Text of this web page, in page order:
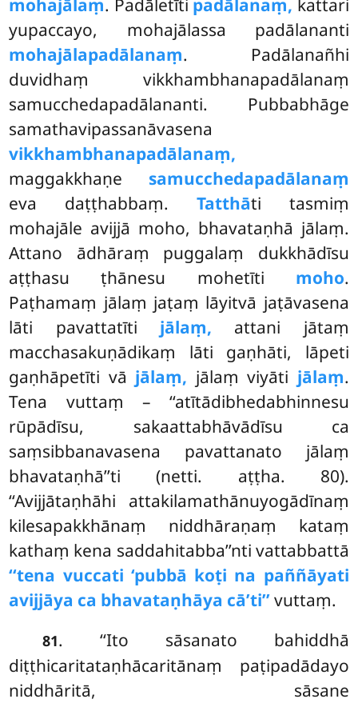
mohajālaṃ. Padāletīti padālanaṃ, kattari
yupaccayo, mohajālassa padālananti
mohajālapadālanaṃ. Padālanañhi
duvidhaṃ vikkhambhanapadālanaṃ
samucchedapadālananti. Pubbabhāge
samathavipassanāvasena
vikkhambhanapadālanaṃ,
maggakkhaṇe samucchedapadālanaṃ
eva daṭṭhabbaṃ. Tatthāti tasmiṃ
mohajāle avijjā moho, bhavataṇhā jālaṃ.
Attano ādhāraṃ puggalaṃ dukkhādīsu
aṭṭhasu ṭhānesu mohetīti moho.
Paṭhamaṃ jālaṃ jaṭaṃ lāyitvā jaṭāvasena
lāti pavattatīti jālaṃ, attani jātaṃ
macchasakuṇādikaṃ lāti gaṇhāti, lāpeti
gaṇhāpetīti vā jālaṃ, jālaṃ viyāti jālaṃ.
Tena vuttaṃ – ‘‘atītādibhedabhinnesu
rūpādīsu, sakaattabhāvādīsu ca
saṃsibbanavasena pavattanato jālaṃ
bhavataṇhā’’ti (netti. aṭṭha. 80).
‘‘Avijjātaṇhāhi attakilamathānuyogādīnaṃ
kilesapakkhānaṃ niddhāraṇaṃ kataṃ
kathaṃ kena saddahitabba’’nti vattabbattā
‘‘tena vuccati ‘pubbā koṭi na paññāyati
avijjāya ca bhavataṇhāya cā’ti’’vuttaṃ.
81. ‘‘Ito sāsanato bahiddhā
diṭṭhicaritataṇhācaritānaṃ paṭipadādayo
niddhāritā, sāsane